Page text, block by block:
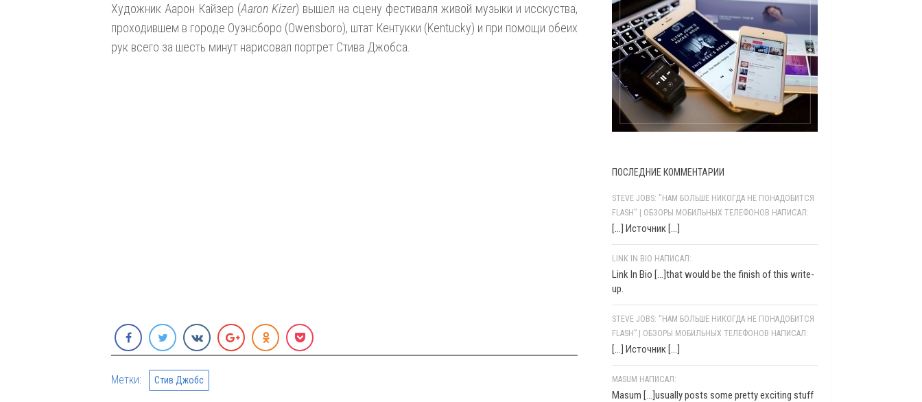
Художник Аарон Кайзер (Aaron Kizer) вышел на сцену фестиваля живой музыки и исскуства,
проходившем в городе Оуэнсборо (Owensboro), штат Кентукки (Kentucky) и при помощи обеих
рук всего за шесть минут нарисовал портрет Стива Джобса.
Метки: Стив Джобс
ПОСЛЕДНИЕ КОММЕНТАРИИ
STEVE JOBS: "НАМ БОЛЬШЕ НИКОГДА НЕ ПОНАДОБИТСЯ
FLASH" | ОБЗОРЫ МОБИЛЬНЫХ ТЕЛЕФОНОВ НАПИСАЛ:
[…] Источник […]
LINK IN BIO НАПИСАЛ:
Link In Bio [...]that would be the finish of this write-
up.
STEVE JOBS: “НАМ БОЛЬШЕ НИКОГДА НЕ ПОНАДОБИТСЯ
FLASH” | ОБЗОРЫ МОБИЛЬНЫХ ТЕЛЕФОНОВ НАПИСАЛ:
[…] Источник […]
MASUM НАПИСАЛ:
Masum [...]usually posts some pretty exciting stuff